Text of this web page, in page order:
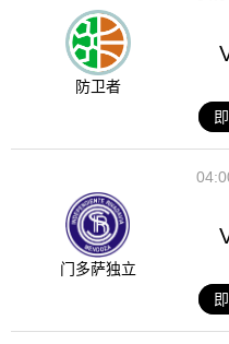
防卫者
门多萨独立